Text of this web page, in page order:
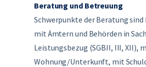
Beratung und Betreuung
Schwerpunkte der Beratung
mit Ämtern und Behörden in
Leistungsbezug (SGBII, III, XII),
Wohnung/Unterkunft, mit